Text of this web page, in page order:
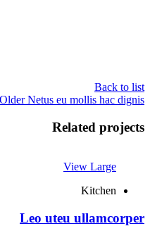
Back to list
Older Netus eu mollis hac dignis
Related projects
View Large
Kitchen
Leo uteu ullamcorper